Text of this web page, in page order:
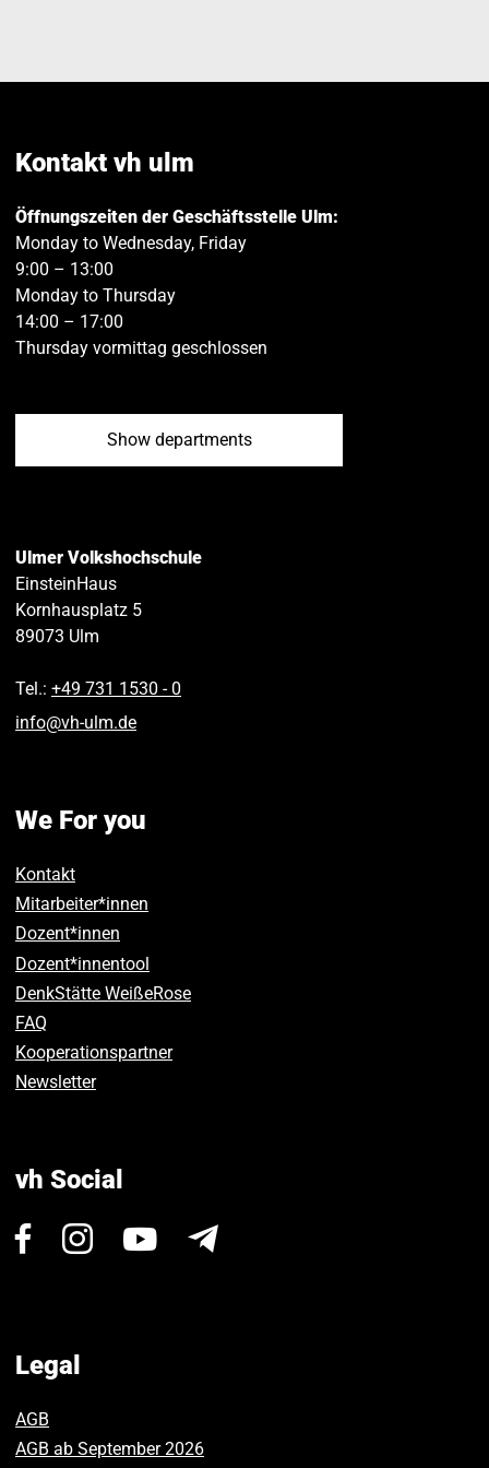
Kontakt vh ulm
Öffnungszeiten der Geschäftsstelle Ulm:
Monday to Wednesday, Friday
9:00 – 13:00
Monday to Thursday
14:00 – 17:00
Thursday vormittag geschlossen
Show departments
Ulmer Volkshochschule
EinsteinHaus
Kornhausplatz 5
89073 Ulm
Tel.: +49 731 1530 ‑ 0
info@vh-ulm.de
We For you
Kontakt
Mitarbeiter*innen
Dozent*innen
Dozent*innentool
DenkStätte WeißeRose
FAQ
Kooperationspartner
Newsletter
vh Social
Visit Visit
Visit
Legal
AGB
AGB ab September 2026